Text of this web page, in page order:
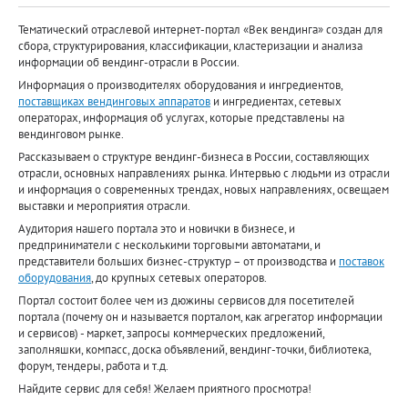
Тематический отраслевой интернет-портал «Век вендинга» создан для
сбора, структурирования, классификации, кластеризации и анализа
информации об вендинг-отрасли в России.
Информация о производителях оборудования и ингредиентов,
поставщиках вендинговых аппаратов и ингредиентах, сетевых
операторах, информация об услугах, которые представлены на
вендинговом рынке.
Рассказываем о структуре вендинг-бизнеса в России, составляющих
отрасли, основных направлениях рынка. Интервью с людьми из отрасли
и информация о современных трендах, новых направлениях, освещаем
выставки и мероприятия отрасли.
Аудитория нашего портала это и новички в бизнесе, и
предприниматели с несколькими торговыми автоматами, и
представители больших бизнес-структур – от производства и поставок
оборудования, до крупных сетевых операторов.
Портал состоит более чем из дюжины сервисов для посетителей
портала (почему он и называется порталом, как агрегатор информации
и сервисов) - маркет, запросы коммерческих предложений,
заполняшки, компасс, доска объявлений, вендинг-точки, библиотека,
форум, тендеры, работа и т.д.
Найдите сервис для себя! Желаем приятного просмотра!